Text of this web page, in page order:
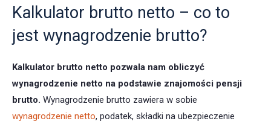
Kalkulator brutto netto – co to
jest wynagrodzenie brutto?
Kalkulator brutto netto pozwala nam obliczyć
wynagrodzenie netto na podstawie znajomości pensji
brutto. Wynagrodzenie brutto zawiera w sobie
wynagrodzenie netto, podatek, składki na ubezpieczenie